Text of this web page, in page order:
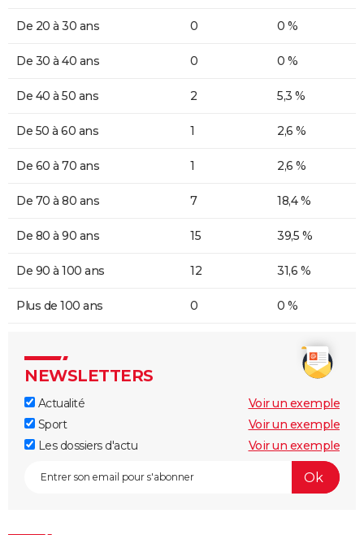
De 20 à 30 ans 0 0 %
De 30 à 40 ans 0 0 %
De 40 à 50 ans 2 5,3 %
De 50 à 60 ans 1 2,6 %
De 60 à 70 ans 1 2,6 %
De 70 à 80 ans 7 18,4 %
De 80 à 90 ans 15 39,5 %
De 90 à 100 ans 12 31,6 %
Plus de 100 ans 0 0 %
NEWSLETTERS
Actualité
Voir un exemple
Sport
Voir un exemple
Les dossiers d'actu
Voir un exemple